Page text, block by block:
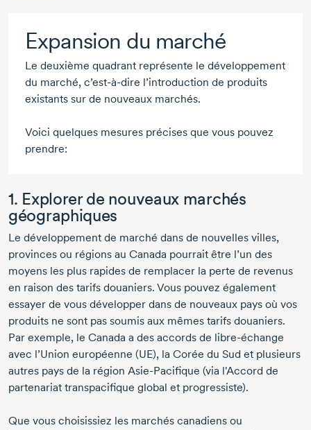
Expansion du marché
Le deuxième quadrant représente le développement
du marché, c’est-à-dire l’introduction de produits
existants sur de nouveaux marchés.
Voici quelques mesures précises que vous pouvez
prendre:
1. Explorer de nouveaux marchés
géographiques
Le développement de marché dans de nouvelles villes,
provinces ou régions au Canada pourrait être l’un des
moyens les plus rapides de remplacer la perte de revenus
en raison des tarifs douaniers. Vous pouvez également
essayer de vous développer dans de nouveaux pays où vos
produits ne sont pas soumis aux mêmes tarifs douaniers.
Par exemple, le Canada a des accords de libre-échange
avec l’Union européenne (UE), la Corée du Sud et plusieurs
autres pays de la région Asie-Pacifique (via l'Accord de
partenariat transpacifique global et progressiste).
Que vous choisissiez les marchés canadiens ou